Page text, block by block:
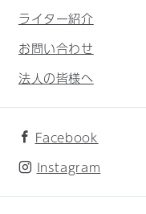
ライター紹介
お問い合わせ
法人の皆様へ
Facebook
Instagram